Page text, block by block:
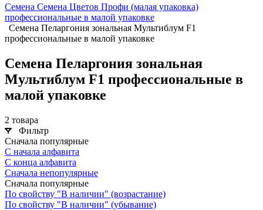
Семена Семена Цветов Профи (малая упаковка)
профессиональные в малой упаковке
Семена Пеларгония зональная Мультиблум F1
профессиональные в малой упаковке
Семена Пеларгония зональная
Мультиблум F1 профессиональные в
малой упаковке
2 товара
Фильтр
Сначала популярные
С начала алфавита
С конца алфавита
Сначала непопулярные
Сначала популярные
По свойству "В наличии" (возрастание)
По свойству "В наличии" (убывание)